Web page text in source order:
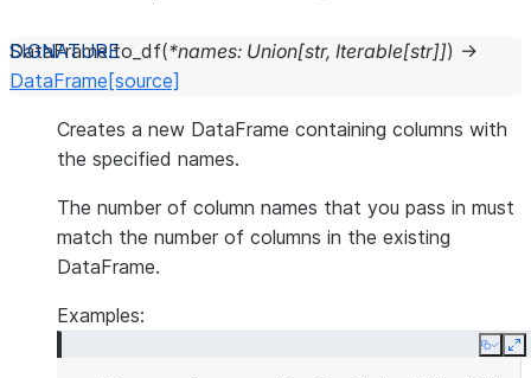
DataFrame.to_df(*names: Union[str, Iterable[str]]) →
DataFrame [source]
Creates a new DataFrame containing columns with
the specified names.
The number of column names that you pass in must
match the number of columns in the existing
DataFrame.
Examples:
Copy